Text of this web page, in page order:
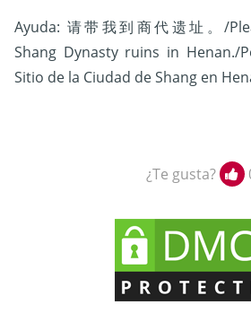
Ayuda: 请带我到商代遗址。/
Shang Dynasty ruins in Henan./
Sitio de la Ciudad de Shang en
¿Te gusta?